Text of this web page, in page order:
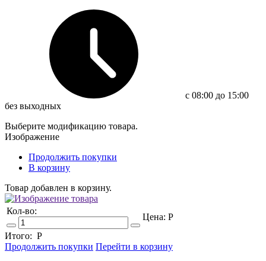
c 08:00 до 15:00
без выходных
Выберите модификацию товара.
Изображение
Продолжить покупки
В корзину
Товар добавлен в корзину.
Кол-во:
Цена: Р
Итого: Р
Продолжить покупки Перейти в корзину